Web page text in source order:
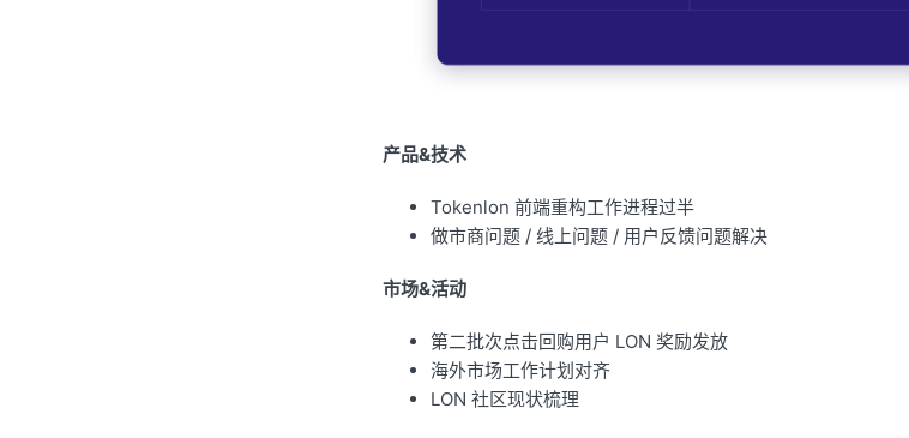
产品&技术
Tokenlon 前端重构工作进程过半
做市商问题 / 线上问题 / 用户反馈问题解决
市场&活动
第二批次点击回购用户 LON 奖励发放
海外市场工作计划对齐
LON 社区现状梳理